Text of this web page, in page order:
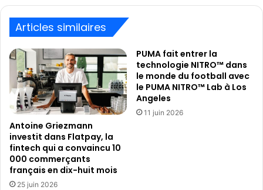
Articles similaires
Antoine Griezmann
investit dans Flatpay, la
fintech qui a convaincu 10
000 commerçants
français en dix-huit mois
25 juin 2026
PUMA fait entrer la
technologie NITRO™ dans
le monde du football avec
le PUMA NITRO™ Lab à Los
Angeles
11 juin 2026